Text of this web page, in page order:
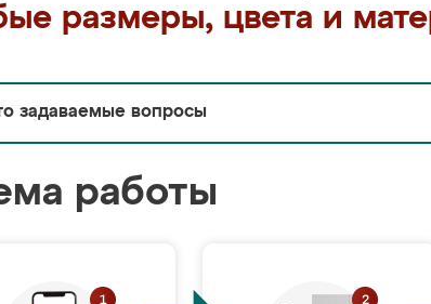
размеры, цвета и
задаваемые вопросы
работы